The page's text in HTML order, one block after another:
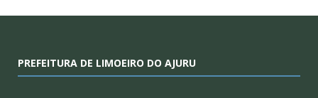
PREFEITURA DE LIMOEIRO DO AJURU